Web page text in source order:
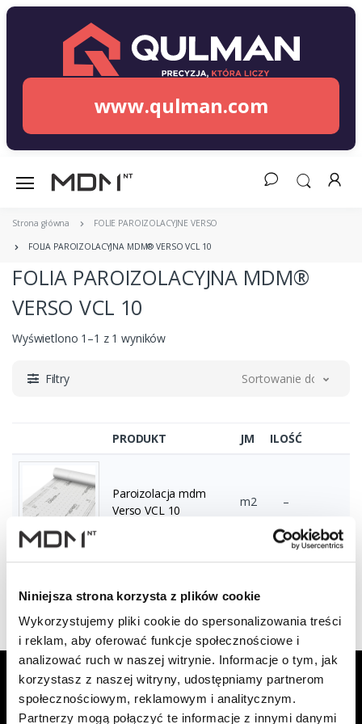
Niniejsza strona korzysta z plików cookie
Wykorzystujemy pliki cookie do spersonalizowania treści
i reklam, aby oferować funkcje społecznościowe i
analizować ruch w naszej witrynie. Informacje o tym, jak
korzystasz z naszej witryny, udostępniamy partnerom
społecznościowym, reklamowym i analitycznym.
Partnerzy mogą połączyć te informacje z innymi danymi
www.qulman.com
Strona główna FOLIE PAROIZOLACYJNE VERSO
FOLIA PAROIZOLACYJNA MDM® VERSO VCL 10
FOLIA PAROIZOLACYJNA MDM®
VERSO VCL 10
Wyświetlono 1–1 z 1 wyników
Filtry Sortowanie domyślne
PRODUKT JM ILOŚĆ
Paroizolacja mdm
Verso VCL 10
m2 –
Zapisz się do Newslettera, aby
otrzymywać informacje o aktualnych